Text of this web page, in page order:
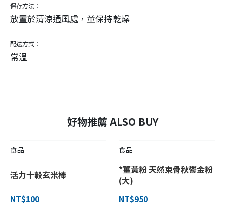
保存方法：
放置於清涼通風處，並保持乾燥
配送方式：
常溫
好物推薦 ALSO BUY
食品
活力十榖玄米棒
NT$100
食品
*薑黃粉 天然束骨秋鬱金粉
(大)
NT$950